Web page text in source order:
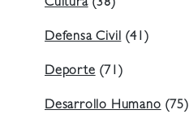
Cultura(38)
Defensa Civil (41)
Deporte (71)
Desarrollo Humano (75)